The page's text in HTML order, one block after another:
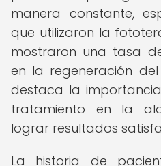
manera constante,
que utilizaron la
mostraron una tasa
en la regeneración
destaca la
tratamiento en la
lograr resultados
La historia de